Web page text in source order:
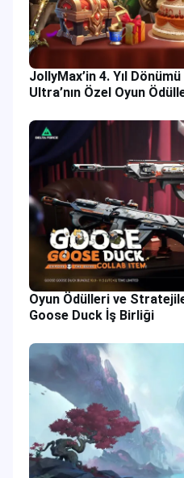
JollyMax’in 4. Yıl
Ultra’nın Özel Oyun
Oyun Ödülleri ve
Goose Duck İş Birliği